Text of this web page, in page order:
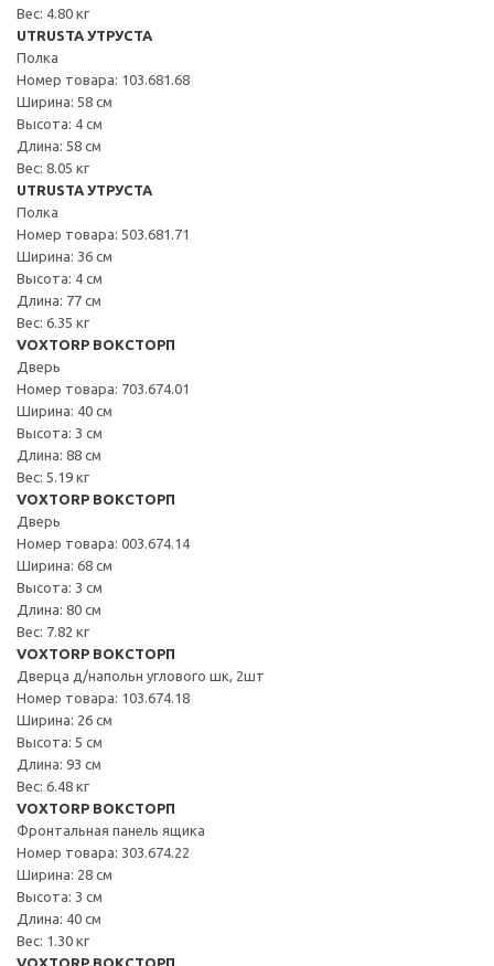
Вес: 4.80 кг
UTRUSTA УТРУСТА
Полка
Номер товара: 103.681.68
Ширина: 58 см
Высота: 4 см
Длина: 58 см
Вес: 8.05 кг
UTRUSTA УТРУСТА
Полка
Номер товара: 503.681.71
Ширина: 36 см
Высота: 4 см
Длина: 77 см
Вес: 6.35 кг
VOXTORP ВОКСТОРП
Дверь
Номер товара: 703.674.01
Ширина: 40 см
Высота: 3 см
Длина: 88 см
Вес: 5.19 кг
VOXTORP ВОКСТОРП
Дверь
Номер товара: 003.674.14
Ширина: 68 см
Высота: 3 см
Длина: 80 см
Вес: 7.82 кг
VOXTORP ВОКСТОРП
Дверца д/напольн углового шк, 2шт
Номер товара: 103.674.18
Ширина: 26 см
Высота: 5 см
Длина: 93 см
Вес: 6.48 кг
VOXTORP ВОКСТОРП
Фронтальная панель ящика
Номер товара: 303.674.22
Ширина: 28 см
Высота: 3 см
Длина: 40 см
Вес: 1.30 кг
VOXTORP ВОКСТОРП